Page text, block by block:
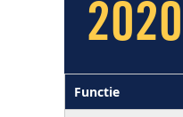
2020
Functie